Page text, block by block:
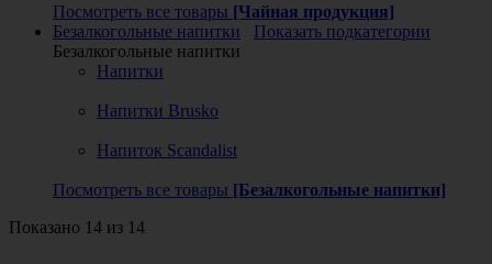
Посмотреть все товары [Чайная продукция]
Безалкогольные напитки
Показать подкатегории
Безалкогольные напитки
Напитки
Напитки Brusko
Напиток Scandalist
Посмотреть все товары [Безалкогольные напитки]
Показано 14 из 14